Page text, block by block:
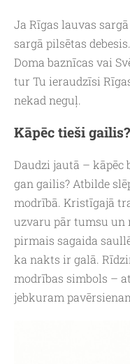
Ja Rīgas lauvas
sargā pilsētas
Doma baznīcas vai
tur Tu ieraudzīsi
nekad neguļ.
Kāpēc tieši gailis?
Daudzi jautā – kāpēc
gan gailis? Atbilde
modrībā. Kristīgajā
uzvaru pār tumsu un
pirmais sagaida
ka nakts ir galā.
modrības simbols –
jebkuram